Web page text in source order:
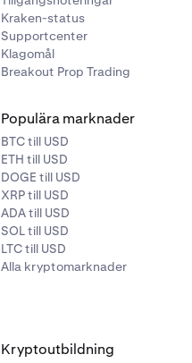
Kraken-status
Supportcenter
Klagomål
Breakout Prop Trading
Populära marknader
BTC till USD
ETH till USD
DOGE till USD
XRP till USD
ADA till USD
SOL till USD
LTC till USD
Alla kryptomarknader
Kryptoutbildning